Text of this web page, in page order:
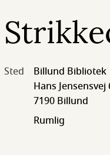
Sted
Billund Bibliotek
Hans Jensensvej
7190 Billund
Rumlig